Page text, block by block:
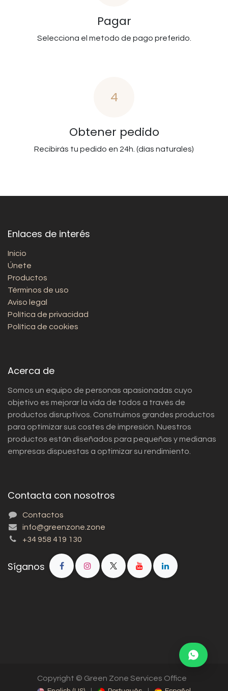
Pagar
Selecciona el metodo de pago preferido.
4
Obtener pedido
Recibirás tu pedido en 24h. (días naturales)
Enlaces de interés
Inicio
Únete
Productos
Términos de uso
Aviso legal
Política de privacidad
Política de cookies
Acerca de
Somos un equipo de personas apasionadas cuyo
objetivo es mejorar la vida de todos a través de
productos disruptivos. Construimos grandes productos
para optimizar sus costes de impresión. Nuestros
productos están diseñados para pequeñas y medianas
empresas dispuestas a optimizar su rendimiento.
Contacta con nosotros
Contactos
info@greenzone.zone
+34 958 419 130
Síganos
Copyright © Green Zone Services Office